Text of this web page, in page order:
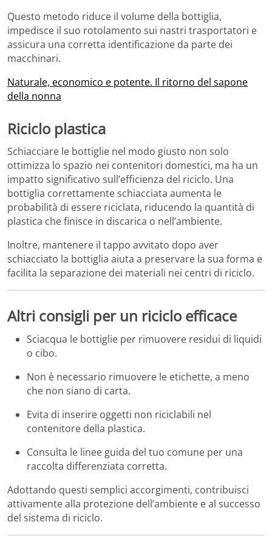
Questo metodo riduce il volume della bottiglia,
impedisce il suo rotolamento sui nastri trasportatori e
assicura una corretta identificazione da parte dei
macchinari.
Naturale, economico e potente. Il ritorno del sapone
della nonna
Riciclo plastica
Schiacciare le bottiglie nel modo giusto non solo
ottimizza lo spazio nei contenitori domestici, ma ha un
impatto significativo sull’efficienza del riciclo. Una
bottiglia correttamente schiacciata aumenta le
probabilità di essere riciclata, riducendo la quantità di
plastica che finisce in discarica o nell’ambiente.
Inoltre, mantenere il tappo avvitato dopo aver
schiacciato la bottiglia aiuta a preservare la sua forma e
facilita la separazione dei materiali nei centri di riciclo.
Altri consigli per un riciclo efficace
Sciacqua le bottiglie per rimuovere residui di liquidi
o cibo.
Non è necessario rimuovere le etichette, a meno
che non siano di carta.
Evita di inserire oggetti non riciclabili nel
contenitore della plastica.
Consulta le linee guida del tuo comune per una
raccolta differenziata corretta.
Adottando questi semplici accorgimenti, contribuisci
attivamente alla protezione dell’ambiente e al successo
del sistema di riciclo.